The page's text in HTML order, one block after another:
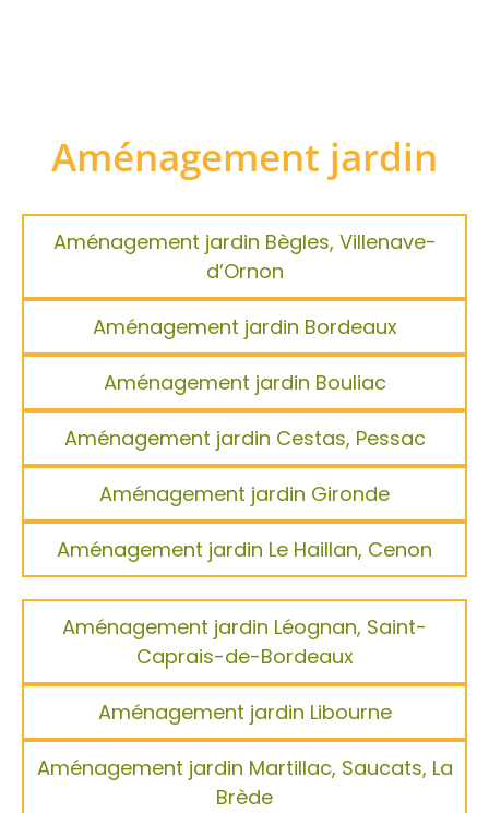
Aménagement jardin
Aménagement jardin Bègles, Villenave-
d’Ornon
Aménagement jardin Bordeaux
Aménagement jardin Bouliac
Aménagement jardin Cestas, Pessac
Aménagement jardin Gironde
Aménagement jardin Le Haillan, Cenon
Aménagement jardin Léognan, Saint-
Caprais-de-Bordeaux
Aménagement jardin Libourne
Aménagement jardin Martillac, Saucats, La
Brède